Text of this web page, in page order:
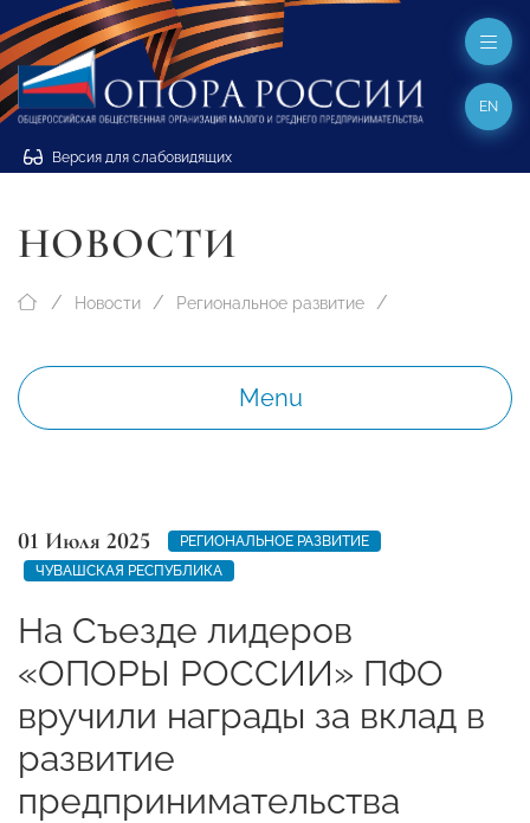
Версия для слабовидящих
EN
НОВОСТИ
Новости Региональное развитие
Menu
01 Июля 2025
РЕГИОНАЛЬНОЕ РАЗВИТИЕ
ЧУВАШСКАЯ РЕСПУБЛИКА
На Съезде лидеров
«ОПОРЫ РОССИИ» ПФО
вручили награды за вклад в
развитие
предпринимательства